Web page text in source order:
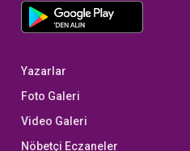
Yazarlar
Foto Galeri
Video Galeri
Nöbetçi Eczaneler